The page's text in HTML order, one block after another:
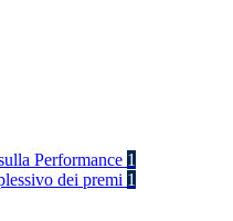
Performance 1
dei premi 1